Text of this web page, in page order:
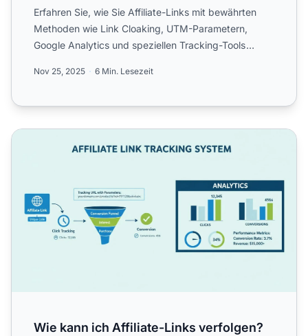
Erfahren Sie, wie Sie Affiliate-Links mit bewährten
Methoden wie Link Cloaking, UTM-Parametern,
Google Analytics und speziellen Tracking-Tools
Nov 25, 2025 6 Min. Lesezeit
Wie kann ich Affiliate-Links verfolgen? Vollständiger
Wie kann ich Affiliate-Links verfolgen?